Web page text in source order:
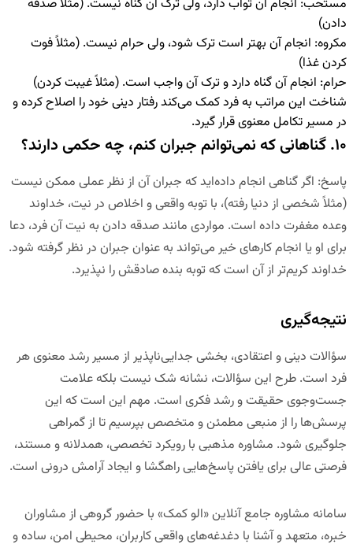
مستحب: انجام آن ثواب دارد، ولی ترک آن گناه نیست. (مثلاً صدقه
دادن)
مکروه: انجام آن بهتر است ترک شود، ولی حرام نیست. (مثلاً فوت
کردن غذا)
حرام: انجام آن گناه دارد و ترک آن واجب است. (مثلاً غیبت کردن)
شناخت این مراتب به فرد کمک می‌کند رفتار دینی خود را اصلاح کرده و
در مسیر تکامل معنوی قرار گیرد.
۱۰. گناهانی که نمی‌توانم جبران کنم، چه حکمی دارند؟
پاسخ: اگر گناهی انجام داده‌اید که جبران آن از نظر عملی ممکن نیست
(مثلاً شخصی از دنیا رفته)، با توبه واقعی و اخلاص در نیت، خداوند
وعده مغفرت داده است. مواردی مانند صدقه دادن به نیت آن فرد، دعا
برای او یا انجام کارهای خیر می‌تواند به عنوان جبران در نظر گرفته شود.
خداوند کریم‌تر از آن است که توبه بنده صادقش را نپذیرد.
نتیجه‌گیری
سؤالات دینی و اعتقادی، بخشی جدایی‌ناپذیر از مسیر رشد معنوی هر
فرد است. طرح این سؤالات، نشانه شک نیست بلکه علامت
جست‌وجوی حقیقت و رشد فکری است. مهم این است که این
پرسش‌ها را از منبعی مطمئن و متخصص بپرسیم تا از گمراهی
جلوگیری شود. مشاوره مذهبی با رویکرد تخصصی، همدلانه و مستند،
فرصتی عالی برای یافتن پاسخ‌هایی راهگشا و ایجاد آرامش درونی است.
سامانه مشاوره جامع آنلاین «الو کمک» با حضور گروهی از مشاوران
خبره، متعهد و آشنا با دغدغه‌های واقعی کاربران، محیطی امن، ساده و